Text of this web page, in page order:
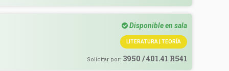
Disponible en sala
LITERATURA | TEORÍA
Solicitar por: 3950 / 401.41 R541